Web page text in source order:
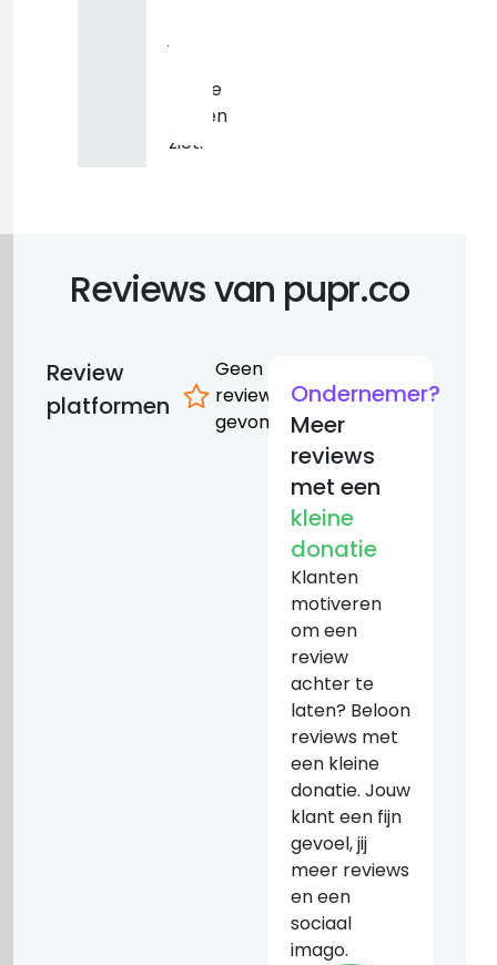
gekke
dingen
ziet.
Reviews van pupr.co
Review
platformen
Geen
reviews
gevonden
Ondernemer?
Meer
reviews
met een
kleine
donatie
Klanten
motiveren
om een
review
achter te
laten? Beloon
reviews met
een kleine
donatie. Jouw
klant een fijn
gevoel, jij
meer reviews
en een
sociaal
imago.